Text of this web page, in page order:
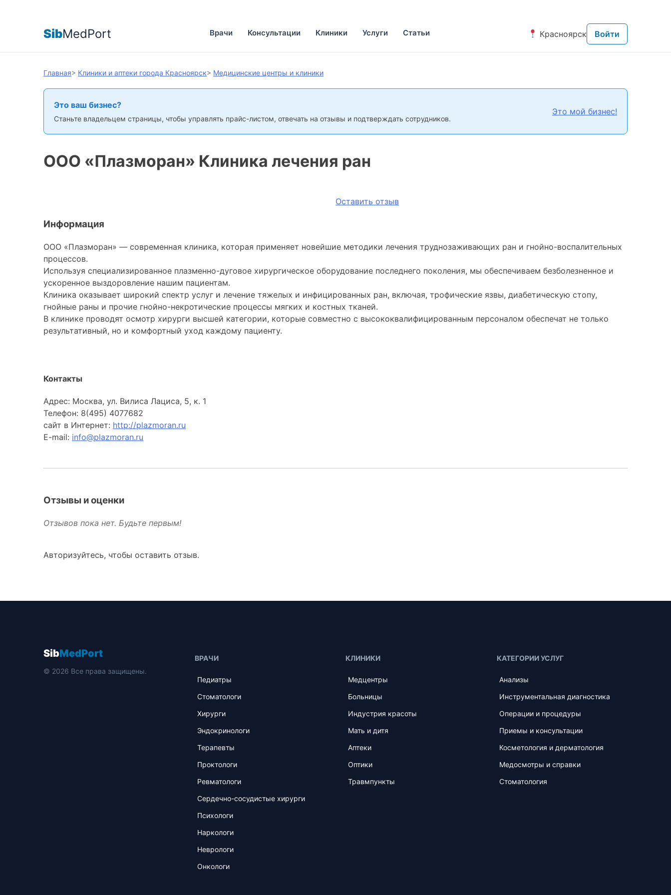
SibMedPort Врачи Консультации Клиники Услуги Статьи Красноярск Войти
Главная> Клиники и аптеки города Красноярск> Медицинские центры и клиники
Это ваш бизнес?
Станьте владельцем страницы, чтобы управлять прайс-листом, отвечать на отзывы и подтверждать сотрудников.
Это мой бизнес!
ООО «Плазморан» Клиника лечения ран
Оставить отзыв
Информация
ООО «Плазморан» — современная клиника, которая применяет новейшие методики лечения труднозаживающих ран и гнойно-воспалительных
процессов.
Используя специализированное плазменно-дуговое хирургическое оборудование последнего поколения, мы обеспечиваем безболезненное и
ускоренное выздоровление нашим пациентам.
Клиника оказывает широкий спектр услуг и лечение тяжелых и инфицированных ран, включая, трофические язвы, диабетическую стопу,
гнойные раны и прочие гнойно-некротические процессы мягких и костных тканей.
В клинике проводят осмотр хирурги высшей категории, которые совместно с высококвалифицированным персоналом обеспечат не только
результативный, но и комфортный уход каждому пациенту.
Контакты
Адрес: Москва, ул. Вилиса Лациса, 5, к. 1
Телефон: 8(495) 4077682
сайт в Интернет: http://plazmoran.ru
E-mail: info@plazmoran.ru
Отзывы и оценки
Отзывов пока нет. Будьте первым!
Авторизуйтесь, чтобы оставить отзыв.
SibMedPort
© 2026 Все права защищены.
ВРАЧИ
Педиатры
Стоматологи
Хирурги
Эндокринологи
Терапевты
Проктологи
Ревматологи
Сердечно-сосудистые хирурги
Психологи
Наркологи
Неврологи
Онкологи
КЛИНИКИ
Медцентры
Больницы
Индустрия красоты
Мать и дитя
Аптеки
Оптики
Травмпункты
КАТЕГОРИИ УСЛУГ
Анализы
Инструментальная диагностика
Операции и процедуры
Приемы и консультации
Косметология и дерматология
Медосмотры и справки
Стоматология